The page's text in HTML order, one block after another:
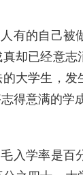
有的自己被
却已经意
大学生，
得意满的学
入学率是百